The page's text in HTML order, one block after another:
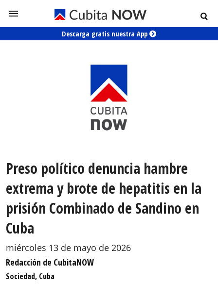
Descarga gratis nuestra App
Preso político denuncia hambre
extrema y brote de hepatitis en la
prisión Combinado de Sandino en
Cuba
miércoles 13 de mayo de 2026
Redacción de CubitaNOW
Sociedad, Cuba